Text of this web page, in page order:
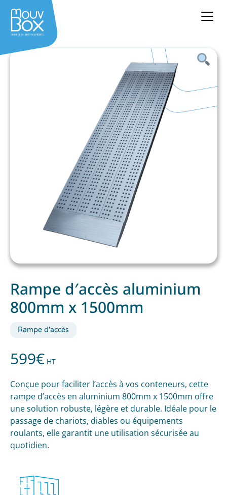
Rampe d′accès aluminium
800mm x 1500mm
Rampe d'accès
599€ HT
Conçue pour faciliter l’accès à vos conteneurs, cette
rampe d’accès en aluminium 800mm x 1500mm offre
une solution robuste, légère et durable. Idéale pour le
passage de chariots, diables ou équipements
roulants, elle garantit une utilisation sécurisée au
quotidien.